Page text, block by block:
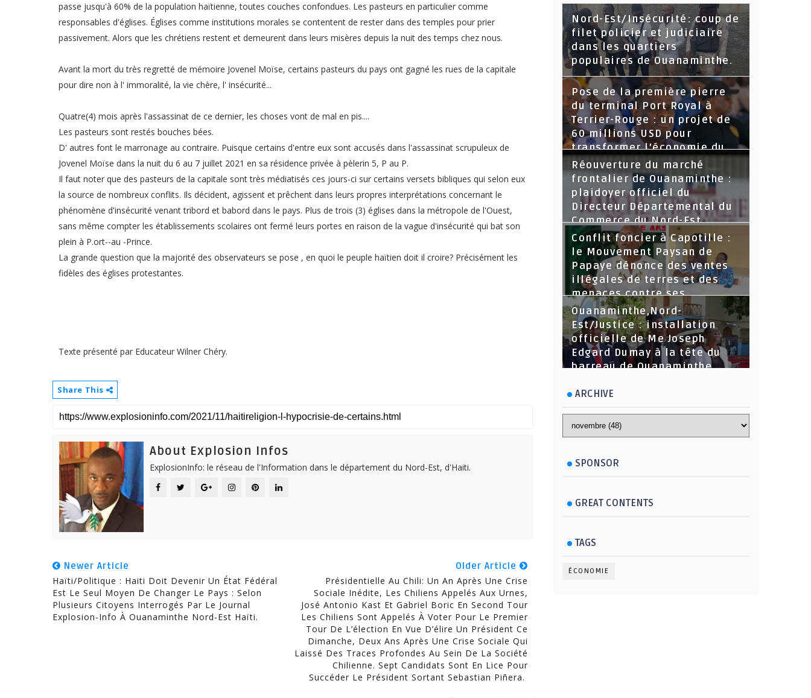
passe jusqu'à 60% de la population haïtienne, toutes couches confondues. Les pasteurs en particulier comme
responsables d'églises. Églises comme institutions morales se contentent de rester dans des temples pour prier
passivement. Alors que les chrétiens restent et demeurent dans leurs misères depuis la nuit des temps chez nous.
Avant la mort du très regretté de mémoire Jovenel Moïse, certains pasteurs du pays ont gagné les rues de la capitale
pour dire non à l' immoralité, la vie chère, l' insécurité...
Quatre(4) mois après l'assassinat de ce dernier, les choses vont de mal en pis....
Les pasteurs sont restés bouches bées.
D' autres font le marronage au contraire. Puisque certains d'entre eux sont accusés dans l'assassinat scrupuleux de
Jovenel Moïse dans la nuit du 6 au 7 juillet 2021 en sa résidence privée à pèlerin 5, P au P.
Il faut noter que des pasteurs de la capitale sont très médiatisés ces jours-ci sur certains versets bibliques qui selon eux
la source de nombreux conflits. Ils décident, agissent et prêchent dans leurs propres interprétations concernant le
phénomène d'insécurité venant tribord et babord dans le pays. Plus de trois (3) églises dans la métropole de l'Ouest,
sans même compter les établissements scolaires ont fermé leurs portes en raison de la vague d'insécurité qui bat son
plein à P.ort--au -Prince.
La grande question que la majorité des observateurs se pose , en quoi le peuple haïtien doit il croire? Précisément les
fidèles des églises protestantes.
Texte présenté par Educateur Wilner Chéry.
Share This
About Explosion Infos
ExplosionInfo: le réseau de l'Information dans le département du Nord-Est, d'Haiti.
Newer Article
Haïti/Politique : Haiti Doit Devenir Un État Fédéral
Est Le Seul Moyen De Changer Le Pays : Selon
Plusieurs Citoyens Interrogés Par Le Journal
Explosion-Info À Ouanaminthe Nord-Est Haïti.
Older Article
Présidentielle Au Chili: Un An Après Une Crise
Sociale Inédite, Les Chiliens Appelés Aux Urnes,
José Antonio Kast Et Gabriel Boric En Second Tour
Les Chiliens Sont Appelés À Voter Pour Le Premier
Tour De L’élection En Vue D’élire Un Président Ce
Dimanche, Deux Ans Après Une Crise Sociale Qui
Laissé Des Traces Profondes Au Sein De La Société
Chilienne. Sept Candidats Sont En Lice Pour
Succéder Le Président Sortant Sebastian Piñera.
Nord-Est/Insécurité: coup de
filet policier et judiciaire
dans les quartiers
populaires de Ouanaminthe.
Pose de la première pierre
du terminal Port Royal à
Terrier-Rouge : un projet de
60 millions USD pour
transformer l’économie du
Nord-Est
Réouverture du marché
frontalier de Ouanaminthe :
plaidoyer officiel du
Directeur Départemental du
Commerce du Nord-Est.
Conflit foncier à Capotille :
le Mouvement Paysan de
Papaye dénonce des ventes
illégales de terres et des
menaces contre ses
dirigeants
Ouanaminthe,Nord-
Est/Justice : installation
officielle de Me Joseph
Edgard Dumay à la tête du
barreau de Ouanaminthe.
ARCHIVE
SPONSOR
GREAT CONTENTS
TAGS
ÉCONOMIE